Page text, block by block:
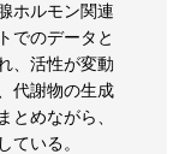
ホルモン関連
でのデータと
、活性が変動
代謝物の生成
とめながら、
ている。